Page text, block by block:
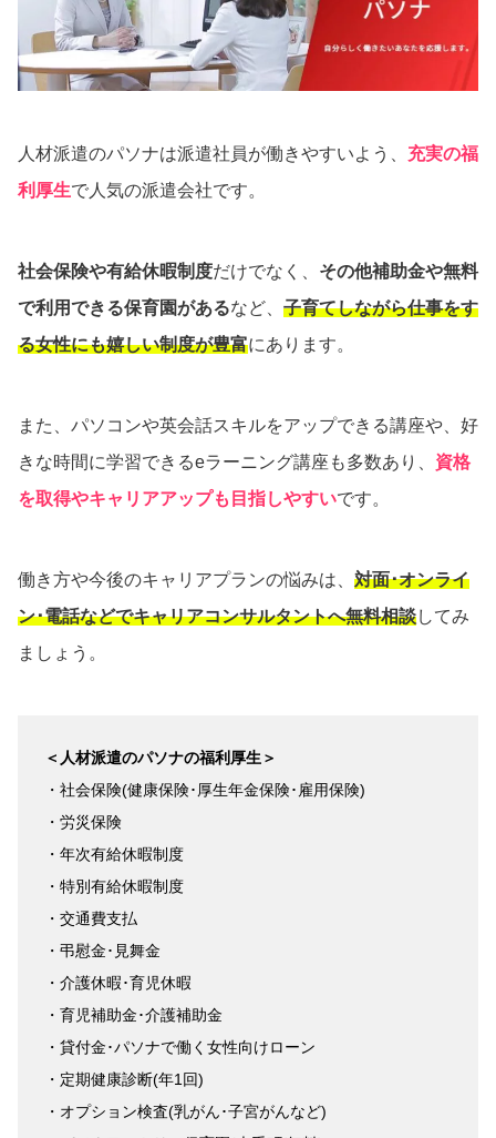
人材派遣のパソナは派遣社員が働きやすいよう、 充実の福
利厚生で人気の派遣会社です。
社会保険や有給休暇制度だけでなく、 その他補助金や無料
で利用できる保育園があるなど、 子育てしながら仕事をす
る女性にも嬉しい制度が豊富にあります。
また、パソコンや英会話スキルをアップできる講座や、好
きな時間に学習できるeラーニング講座も多数あり、 資格
を取得やキャリアアップも目指しやすいです。
働き方や今後のキャリアプランの悩みは、 対面･オンライ
ン･電話などでキャリアコンサルタントへ無料相談してみ
ましょう。
＜人材派遣のパソナの福利厚生＞
・社会保険(健康保険･厚生年金保険･雇用保険)
・労災保険
・年次有給休暇制度
・特別有給休暇制度
・交通費支払
・弔慰金･見舞金
・介護休暇･育児休暇
・育児補助金･介護補助金
・貸付金･パソナで働く女性向けローン
・定期健康診断(年1回)
・オプション検査(乳がん･子宮がんなど)